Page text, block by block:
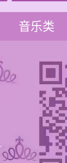
音乐类